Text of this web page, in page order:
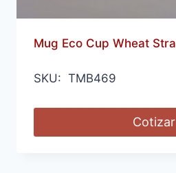
Mug Eco Cup Wheat
SKU: TMB469
Cotizar